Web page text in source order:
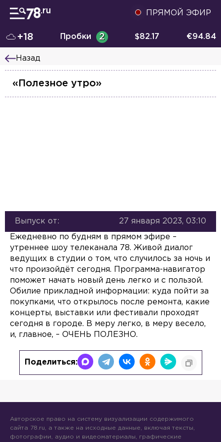
ПРЯМОЙ ЭФИР
+18 Пробки 2 $82.17 €94.84
Назад
«Полезное утро»
Выпуск от: 27 января 2023, 03:10
Ежедневно по будням в прямом эфире –
утреннее шоу телеканала 78. Живой диалог
ведущих в студии о том, что случилось за ночь и
что произойдёт сегодня. Программа-навигатор
поможет начать новый день легко и с пользой.
Обилие прикладной информации: куда пойти за
покупками, что открылось после ремонта, какие
концерты, выставки или фестивали проходят
сегодня в городе. В меру легко, в меру весело,
и, главное, – ОЧЕНЬ ПОЛЕЗНО.
Поделиться:
Авторское право на систему визуализации содержимого
сайта 78.ru, а также на исходные данные, включая тексты,
фотографии, аудио и видеоматериалы, графические